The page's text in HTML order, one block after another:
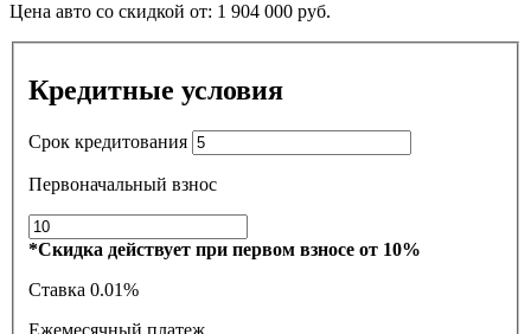
Цена авто со скидкой от: 1 904 000 руб.
Кредитные условия
Срок кредитования
Первоначальный взнос
*Скидка действует при первом взносе от 10%
Ставка 0.01%
Ежемесячный платеж